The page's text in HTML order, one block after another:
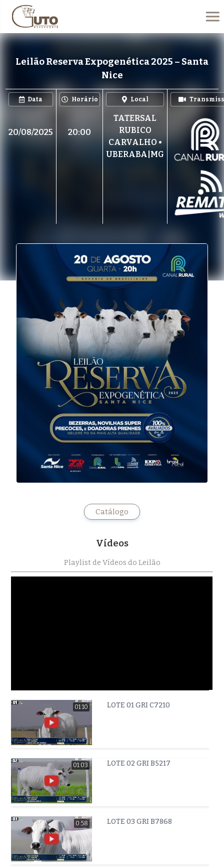
Leilão Reserva Expogenética 2025 – Santa
Nice
Data
20/08/2025
Horário
20:00
Local
TATERSAL
RUBICO
CARVALHO •
UBERABA|MG
Catálogo
Vídeos
Playlist de Vídeos do Leilão
01:10 LOTE 01 GRI C7210
01:03 LOTE 02 GRI B5217
0:58 LOTE 03 GRI B7868